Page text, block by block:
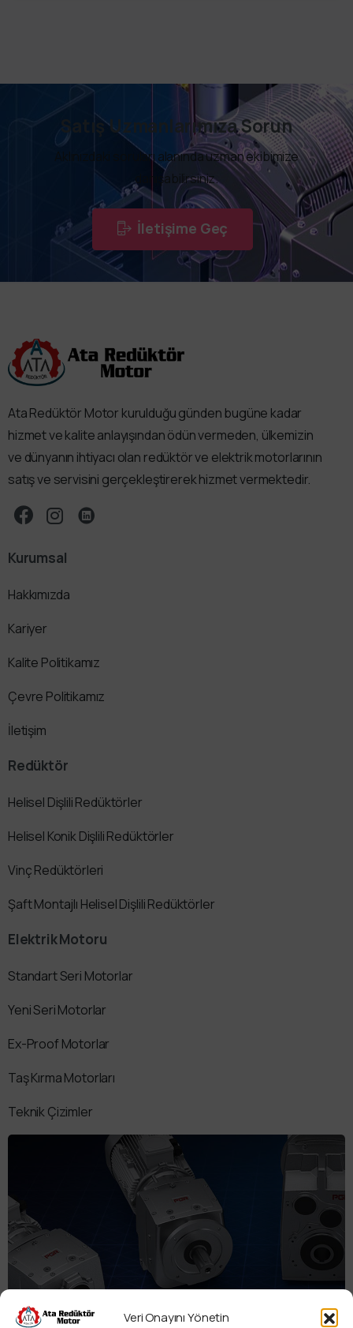
Veri Onayını Yönetin
Satış Uzmanlarımıza Sorun
Aklınızdaki soruları alanında uzman ekibimize
danışabilirsiniz.
İletişime Geç
Ata Redüktör Motor kurulduğu günden bugüne kadar
hizmet ve kalite anlayışından ödün vermeden, ülkemizin
ve dünyanın ihtiyacı olan redüktör ve elektrik motorlarının
satış ve servisini gerçekleştirerek hizmet vermektedir.
Kurumsal
Hakkımızda
Kariyer
Kalite Politikamız
Çevre Politikamız
İletişim
Redüktör
Helisel Dişlili Redüktörler
Helisel Konik Dişlili Redüktörler
Vinç Redüktörleri
Şaft Montajlı Helisel Dişlili Redüktörler
Elektrik Motoru
Standart Seri Motorlar
Yeni Seri Motorlar
Ex-Proof Motorlar
Taş Kırma Motorları
Teknik Çizimler
Redüktör Seçim Programı